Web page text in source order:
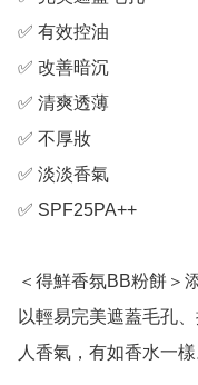
✅ 有效控油
✅ 改善暗沉
✅ 清爽透薄
✅ 不厚妝
✅ 淡淡香氣
✅ SPF25PA++
＜得鮮香氛BB粉餅＞
以輕易完美遮蓋毛孔
人香氣，有如香水一樣